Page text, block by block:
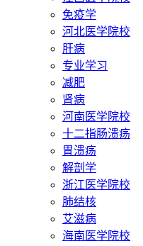
免疫学
河北医学院校
肝病
专业学习
减肥
肾病
河南医学院校
十二指肠溃疡
胃溃疡
解剖学
浙江医学院校
肺结核
艾滋病
海南医学院校